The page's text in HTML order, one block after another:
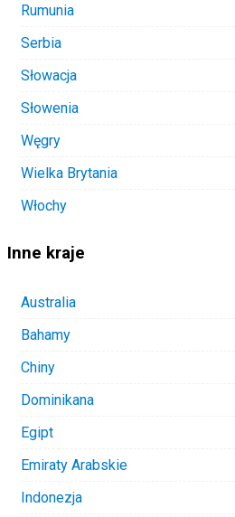
Rumunia
Serbia
Słowacja
Słowenia
Węgry
Wielka Brytania
Włochy
Inne kraje
Australia
Bahamy
Chiny
Dominikana
Egipt
Emiraty Arabskie
Indonezja